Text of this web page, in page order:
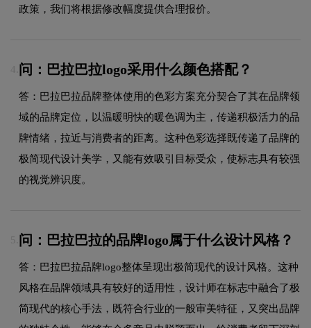
政策，我们将根据修改幅度提供合理报价。
4. 问：巴拉巴拉logo采用什么颜色搭配？
答：巴拉巴拉品牌整体使用的色彩方案充分契合了其在品牌领
域的品牌定位，以温暖明快的暖色调为主，传递积极活力的品
牌情绪，拉近与消费者的距离。这种色彩选择既传递了品牌的
极简现代设计美学，又能有效吸引目标受众，使标志具有较强
的视觉辨识度。
5. 问：巴拉巴拉的品牌logo属于什么设计风格？
答：巴拉巴拉品牌logo整体呈现出极简现代的设计风格。这种
风格在品牌领域具有较好的适用性，设计师在标志中融合了极
简现代的核心手法，既符合行业的一般审美特征，又突出品牌